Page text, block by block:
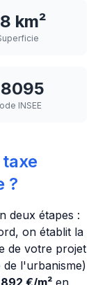
km²
INSEE
?
deux étapes :
on établit la
de votre projet
de l'urbanisme)
892 €/m² en